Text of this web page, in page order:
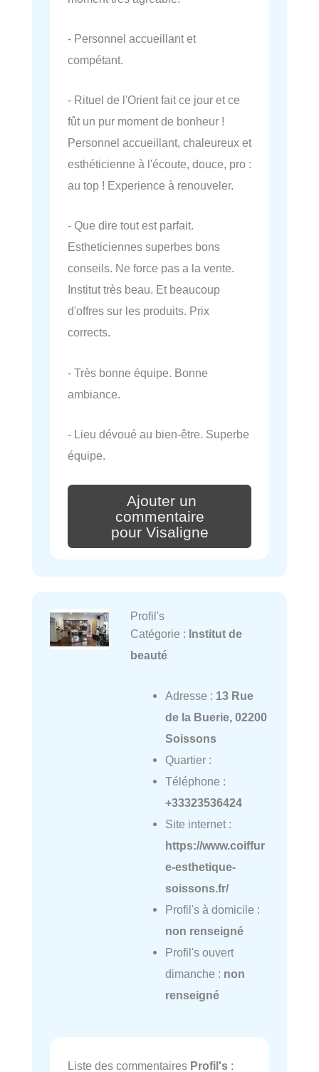
- Personnel accueillant et
compétant.
- Rituel de l'Orient fait ce jour et ce
fût un pur moment de bonheur !
Personnel accueillant, chaleureux et
esthéticienne à l'écoute, douce, pro :
au top ! Experience à renouveler.
- Que dire tout est parfait.
Estheticiennes superbes bons
conseils. Ne force pas a la vente.
Institut très beau. Et beaucoup
d'offres sur les produits. Prix
corrects.
- Très bonne équipe. Bonne
ambiance.
- Lieu dévoué au bien-être. Superbe
équipe.
Ajouter un
commentaire
pour Visaligne
Profil's
Catégorie : Institut de
beauté
Adresse : 13 Rue
de la Buerie, 02200
Soissons
Quartier :
Téléphone :
+33323536424
Site internet :
https://www.coiffur
e-esthetique-
soissons.fr/
Profil's à domicile :
non renseigné
Profil's ouvert
dimanche : non
renseigné
Liste des commentaires Profil's :